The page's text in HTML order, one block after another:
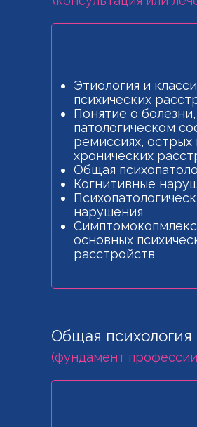
Этиология и
психических
Понятие о болезни,
патологическом
ремиссиях, острых
хронических
Общая
Когнитивные
нарушения
основных
расстройств
Общая психология
(фундамент